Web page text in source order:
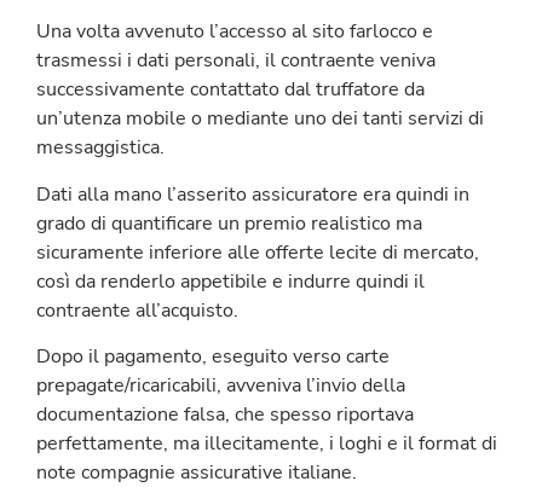
Una volta avvenuto l’accesso al sito farlocco e
trasmessi i dati personali, il contraente veniva
successivamente contattato dal truffatore da
un’utenza mobile o mediante uno dei tanti servizi di
messaggistica.
Dati alla mano l’asserito assicuratore era quindi in
grado di quantificare un premio realistico ma
sicuramente inferiore alle offerte lecite di mercato,
così da renderlo appetibile e indurre quindi il
contraente all’acquisto.
Dopo il pagamento, eseguito verso carte
prepagate/ricaricabili, avveniva l’invio della
documentazione falsa, che spesso riportava
perfettamente, ma illecitamente, i loghi e il format di
note compagnie assicurative italiane.